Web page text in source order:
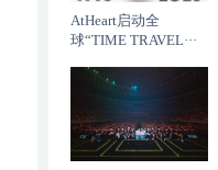
AtHeart启动全
球“TIME TRAVEL···